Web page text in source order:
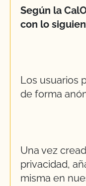
Según la
con lo
Los usuarios
de forma
Una vez
privacidad,
misma en